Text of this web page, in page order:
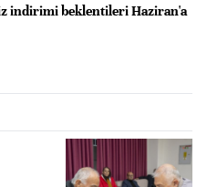
indirimi beklentileri Haziran'a